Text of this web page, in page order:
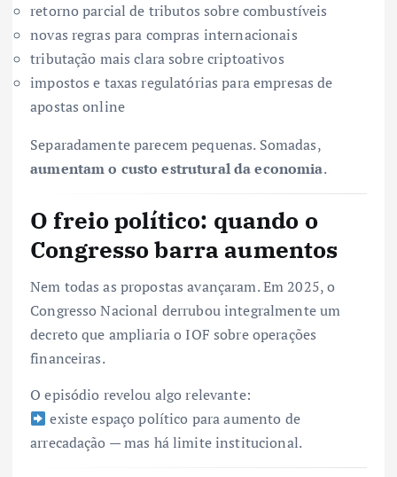
retorno parcial de tributos sobre combustíveis
novas regras para compras internacionais
tributação mais clara sobre criptoativos
impostos e taxas regulatórias para empresas de
apostas online
Separadamente parecem pequenas. Somadas,
aumentam o custo estrutural da economia.
O freio político: quando o
Congresso barra aumentos
Nem todas as propostas avançaram. Em 2025, o
Congresso Nacional derrubou integralmente um
decreto que ampliaria o IOF sobre operações
financeiras.
O episódio revelou algo relevante:
existe espaço político para aumento de
arrecadação — mas há limite institucional.